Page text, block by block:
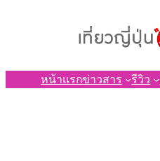
หน้าแรกข่าวสาร รีวิว